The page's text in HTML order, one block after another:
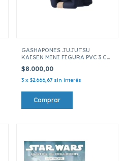
GASHAPONES JUJUTSU
KAISEN MINI FIGURA PVC 3 CM
$8.000,00
3 x $2.666,67 sin interés